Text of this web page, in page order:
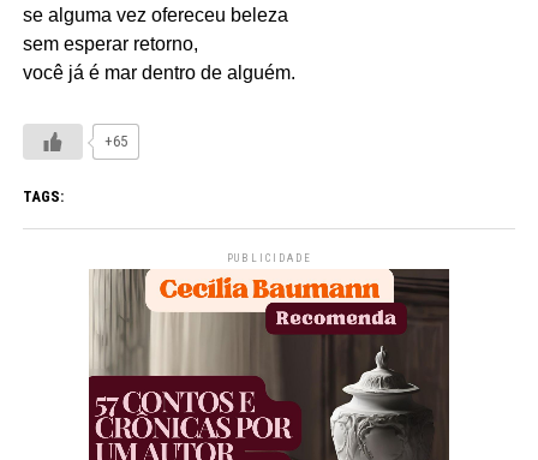
se alguma vez ofereceu beleza
sem esperar retorno,
você já é mar dentro de alguém.
+65
TAGS:
PUBLICIDADE